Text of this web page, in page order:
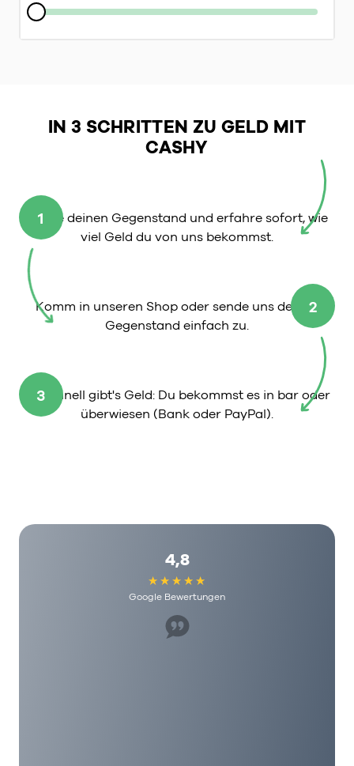
IN 3 SCHRITTEN ZU GELD MIT
CASHY
1
Wähle deinen Gegenstand und erfahre sofort, wie
viel Geld du von uns bekommst.
2
Komm in unseren Shop oder sende uns deinen
Gegenstand einfach zu.
3
So schnell gibt's Geld: Du bekommst es in bar oder
überwiesen (Bank oder PayPal).
4,8
Google Bewertungen